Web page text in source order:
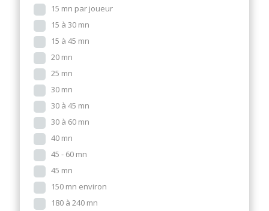
15 mn par joueur
15 à 30 mn
15 à 45 mn
20 mn
25 mn
30 mn
30 à 45 mn
30 à 60 mn
40 mn
45 - 60 mn
45 mn
150 mn environ
180 à 240 mn